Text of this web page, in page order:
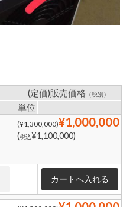
(定価)販売価格 （税別）
単位
(¥1,300,000)¥1,000,000
(税込¥1,100,000)